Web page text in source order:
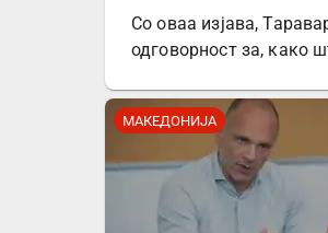
Со оваа изјава,
одговорност за, како
МАКЕДОНИЈА